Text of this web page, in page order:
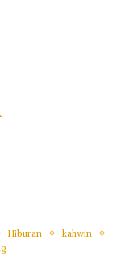
Hiburan
kahwin